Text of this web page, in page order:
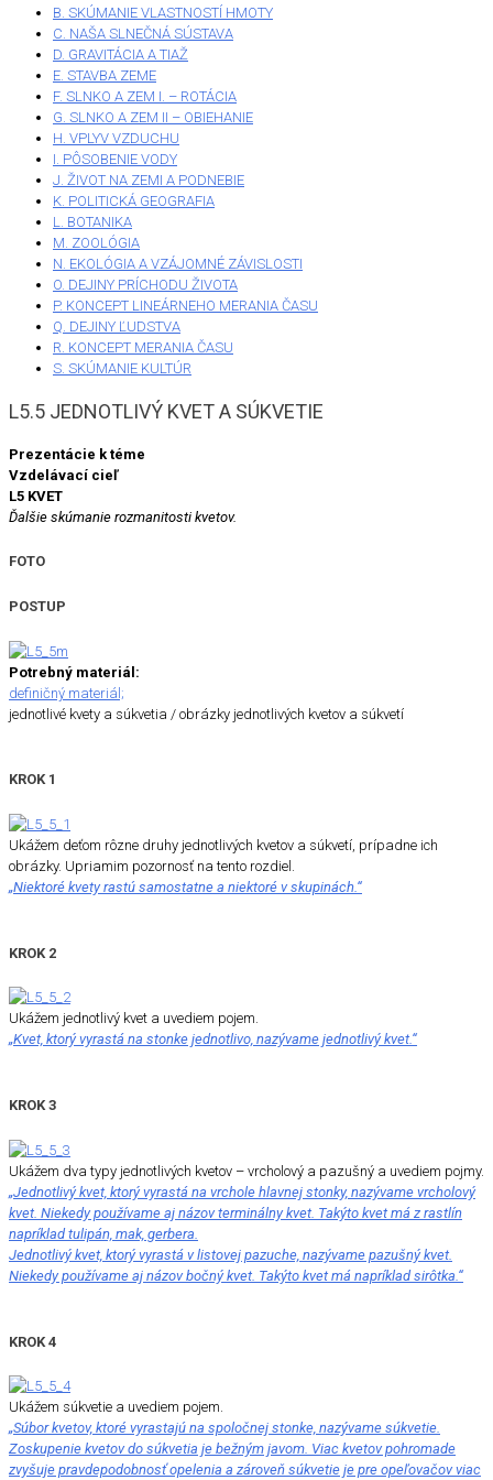
B. SKÚMANIE VLASTNOSTÍ HMOTY
C. NAŠA SLNEČNÁ SÚSTAVA
D. GRAVITÁCIA A TIAŽ
E. STAVBA ZEME
F. SLNKO A ZEM I. – ROTÁCIA
G. SLNKO A ZEM II – OBIEHANIE
H. VPLYV VZDUCHU
I. PÔSOBENIE VODY
J. ŽIVOT NA ZEMI A PODNEBIE
K. POLITICKÁ GEOGRAFIA
L. BOTANIKA
M. ZOOLÓGIA
N. EKOLÓGIA A VZÁJOMNÉ ZÁVISLOSTI
O. DEJINY PRÍCHODU ŽIVOTA
P. KONCEPT LINEÁRNEHO MERANIA ČASU
Q. DEJINY ĽUDSTVA
R. KONCEPT MERANIA ČASU
S. SKÚMANIE KULTÚR
L5.5 JEDNOTLIVÝ KVET A SÚKVETIE
Prezentácie k téme
Vzdelávací cieľ
L5 KVET
Ďalšie skúmanie rozmanitosti kvetov.
FOTO
POSTUP
Potrebný materiál:
definičný materiál;
jednotlivé kvety a súkvetia / obrázky jednotlivých kvetov a súkvetí
KROK 1
Ukážem deťom rôzne druhy jednotlivých kvetov a súkvetí, prípadne ich
obrázky. Upriamim pozornosť na tento rozdiel.
„Niektoré kvety rastú samostatne a niektoré v skupinách.“
KROK 2
Ukážem jednotlivý kvet a uvediem pojem.
„Kvet, ktorý vyrastá na stonke jednotlivo, nazývame jednotlivý kvet.“
KROK 3
Ukážem dva typy jednotlivých kvetov – vrcholový a pazušný a uvediem pojmy.
„Jednotlivý kvet, ktorý vyrastá na vrchole hlavnej stonky, nazývame vrcholový
kvet. Niekedy používame aj názov terminálny kvet. Takýto kvet má z rastlín
napríklad tulipán, mak, gerbera.
Jednotlivý kvet, ktorý vyrastá v listovej pazuche, nazývame pazušný kvet.
Niekedy používame aj názov bočný kvet. Takýto kvet má napríklad sirôtka.“
KROK 4
Ukážem súkvetie a uvediem pojem.
„Súbor kvetov, ktoré vyrastajú na spoločnej stonke, nazývame súkvetie.
Zoskupenie kvetov do súkvetia je bežným javom. Viac kvetov pohromade
zvyšuje pravdepodobnosť opelenia a zároveň súkvetie je pre opeľovačov viac